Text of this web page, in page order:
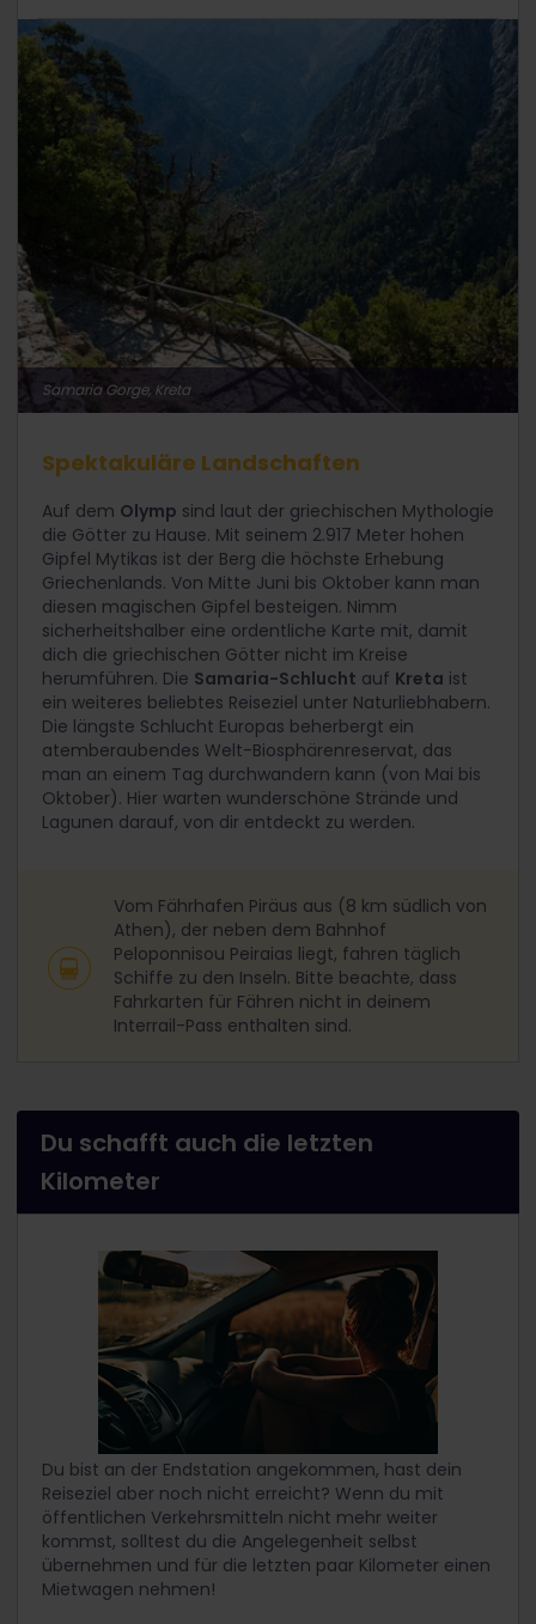
Samaria Gorge, Kreta
Spektakuläre Landschaften
Auf dem Olymp sind laut der griechischen Mythologie
die Götter zu Hause. Mit seinem 2.917 Meter hohen
Gipfel Mytikas ist der Berg die höchste Erhebung
Griechenlands. Von Mitte Juni bis Oktober kann man
diesen magischen Gipfel besteigen. Nimm
sicherheitshalber eine ordentliche Karte mit, damit
dich die griechischen Götter nicht im Kreise
herumführen. Die Samaria-Schlucht auf Kreta ist
ein weiteres beliebtes Reiseziel unter Naturliebhabern.
Die längste Schlucht Europas beherbergt ein
atemberaubendes Welt-Biosphärenreservat, das
man an einem Tag durchwandern kann (von Mai bis
Oktober). Hier warten wunderschöne Strände und
Lagunen darauf, von dir entdeckt zu werden.
Vom Fährhafen Piräus aus (8 km südlich von
Athen), der neben dem Bahnhof
Peloponnisou Peiraias liegt, fahren täglich
Schiffe zu den Inseln. Bitte beachte, dass
Fahrkarten für Fähren nicht in deinem
Interrail-Pass enthalten sind.
Du schafft auch die letzten
Kilometer
Du bist an der Endstation angekommen, hast dein
Reiseziel aber noch nicht erreicht? Wenn du mit
öffentlichen Verkehrsmitteln nicht mehr weiter
kommst, solltest du die Angelegenheit selbst
übernehmen und für die letzten paar Kilometer einen
Mietwagen nehmen!